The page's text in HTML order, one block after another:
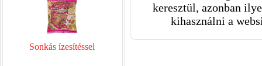
Sonkás ízesítéssel
keresztül, azonban
kihasználni a